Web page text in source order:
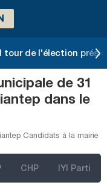
tour de l'élection
de 31
dans le
Candidats à la mairie
CHP IYI Parti